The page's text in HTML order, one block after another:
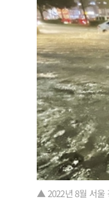
▲ 2022년 8월 서울